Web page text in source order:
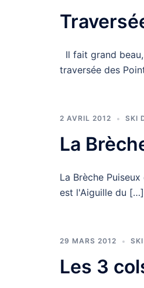
Il fait grand
traversée des
2 AVRIL 2012 SKI
La
La Brèche
est l'Aiguille du […]
29 MARS 2012
Les 3